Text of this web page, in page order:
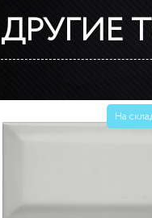
ДРУГИЕ
На